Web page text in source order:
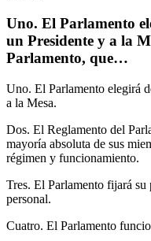
Uno. El Parlamento
un Presidente y a la
Parlamento, que…
Uno. El Parlamento elegirá
a la Mesa.
Dos. El Reglamento del
mayoría absoluta de sus
régimen y funcionamiento.
Tres. El Parlamento fijará su
personal.
Cuatro. El Parlamento